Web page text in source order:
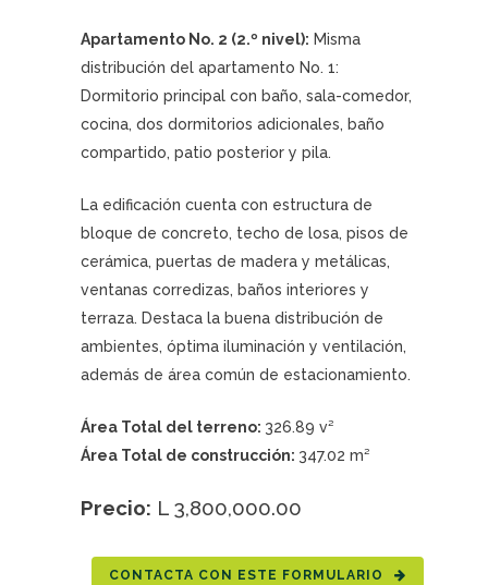
Apartamento No. 2 (2.º nivel): Misma
distribución del apartamento No. 1:
Dormitorio principal con baño, sala-comedor,
cocina, dos dormitorios adicionales, baño
compartido, patio posterior y pila.
La edificación cuenta con estructura de
bloque de concreto, techo de losa, pisos de
cerámica, puertas de madera y metálicas,
ventanas corredizas, baños interiores y
terraza. Destaca la buena distribución de
ambientes, óptima iluminación y ventilación,
además de área común de estacionamiento.
Área Total del terreno: 326.89 v²
Área Total de construcción: 347.02 m²
Precio: L 3,800,000.00
CONTACTA CON ESTE FORMULARIO